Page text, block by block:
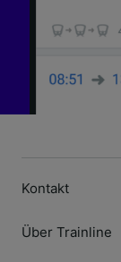
Kontakt
Über Trainline
Angeboten.